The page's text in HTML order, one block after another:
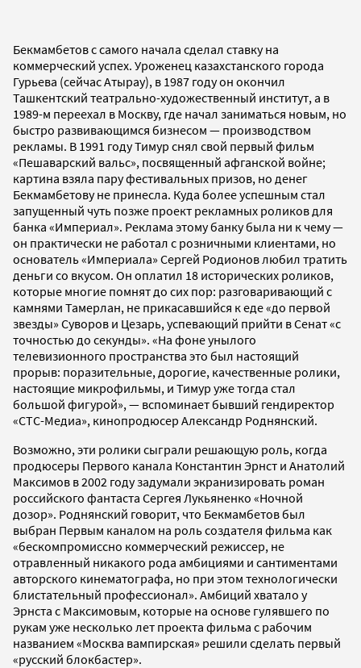
Бекмамбетов с самого начала сделал ставку на
коммерческий успех. Уроженец казахстанского города
Гурьева (сейчас Атырау), в 1987 году он окончил
Ташкентский театрально-художественный институт, а в
1989-м переехал в Москву, где начал заниматься новым, но
быстро развивающимся бизнесом — производством
рекламы. В 1991 году Тимур снял свой первый фильм
«Пешаварский вальс», посвященный афганской войне;
картина взяла пару фестивальных призов, но денег
Бекмамбетову не принесла. Куда более успешным стал
запущенный чуть позже проект рекламных роликов для
банка «Империал». Реклама этому банку была ни к чему —
он практически не работал с розничными клиентами, но
основатель «Империала» Сергей Родионов любил тратить
деньги со вкусом. Он оплатил 18 исторических роликов,
которые многие помнят до сих пор: разговаривающий с
камнями Тамерлан, не прикасавшийся к еде «до первой
звезды» Суворов и Цезарь, успевающий прийти в Сенат «с
точностью до секунды». «На фоне унылого
телевизионного пространства это был настоящий
прорыв: поразительные, дорогие, качественные ролики,
настоящие микрофильмы, и Тимур уже тогда стал
большой фигурой», — вспоминает бывший гендиректор
«СТС-Медиа», кинопродюсер Александр Роднянский.
Возможно, эти ролики сыграли решающую роль, когда
продюсеры Первого канала Константин Эрнст и Анатолий
Максимов в 2002 году задумали экранизировать роман
российского фантаста Сергея Лукьяненко «Ночной
дозор». Роднянский говорит, что Бекмамбетов был
выбран Первым каналом на роль создателя фильма как
«бескомпромиссно коммерческий режиссер, не
отравленный никакого рода амбициями и сантиментами
авторского кинематографа, но при этом технологически
блистательный профессионал». Амбиций хватало у
Эрнста с Максимовым, которые на основе гулявшего по
рукам уже несколько лет проекта фильма с рабочим
названием «Москва вампирская» решили сделать первый
«русский блокбастер».